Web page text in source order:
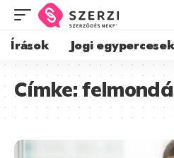
Írások Jogi
Címke: